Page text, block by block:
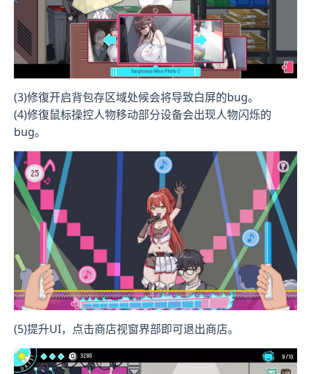
(3)修復开启背包存区域处候会将导致白屏的bug。
(4)修復鼠标操控人物移动部分设备会出现人物闪烁的
bug。
(5)提升UI，点击商店视窗界部即可退出商店。